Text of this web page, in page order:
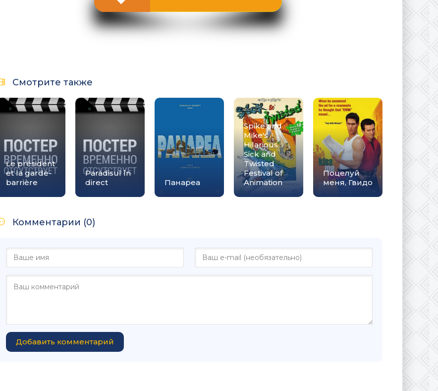
Смотрите также
Le président
et la garde-
barrière
Paradisul în
direct
Панареа
Spike and
Mike's
Hilarious
Sick and
Twisted
Festival of
Animation
Поцелуй
меня, Гвидо
Комментарии (0)
Добавить комментарий